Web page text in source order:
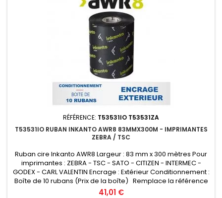
RÉFÉRENCE: T53531IO T53531ZA
T53531IO RUBAN INKANTO AWR8 83MMX300M - IMPRIMANTES
ZEBRA / TSC
Ruban cire Inkanto AWR8 Largeur : 83 mm x 300 mètres Pour
imprimantes : ZEBRA - TSC - SATO - CITIZEN - INTERMEC -
GODEX - CARL VALENTIN Encrage : Extérieur Conditionnement :
Boîte de 10 rubans (Prix de la boîte) Remplace la référence
ARMOR T53531ZA
Prix
41,01 €